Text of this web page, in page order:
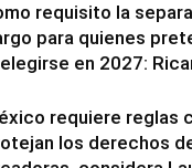
requisito la
para quienes
en 2027:
requiere reglas
los derechos